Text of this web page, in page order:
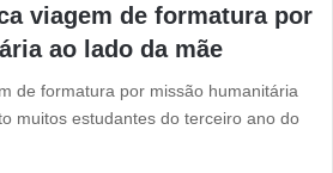
viagem de formatura por
ao lado da mãe
de formatura por missão humanitária
muitos estudantes do terceiro ano do